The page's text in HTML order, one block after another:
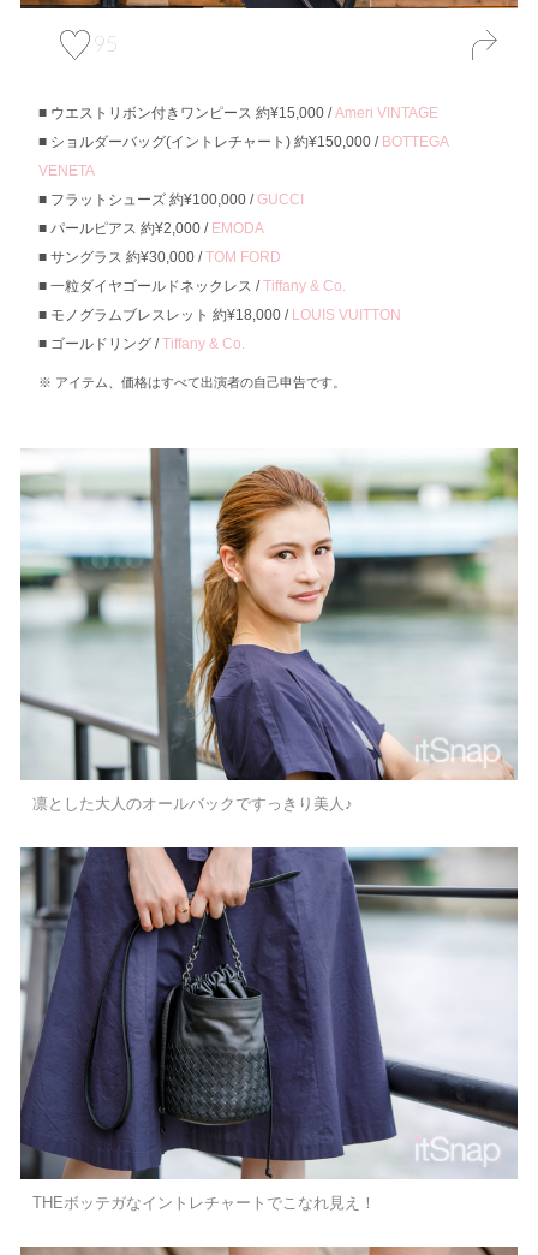
95
ウエストリボン付きワンピース 約¥15,000 /Ameri VINTAGE
ショルダーバッグ(イントレチャート) 約¥150,000 / BOTTEGA
VENETA
フラットシューズ 約¥100,000 /GUCCI
パールピアス 約¥2,000 / EMODA
サングラス 約¥30,000 /TOM FORD
一粒ダイヤゴールドネックレス /Tiffany & Co.
モノグラムブレスレット 約¥18,000 / LOUIS VUITTON
ゴールドリング /Tiffany & Co.
アイテム、価格はすべて出演者の自己申告です。
凛とした大人のオールバックですっきり美人♪
THEボッテガなイントレチャートでこなれ見え！